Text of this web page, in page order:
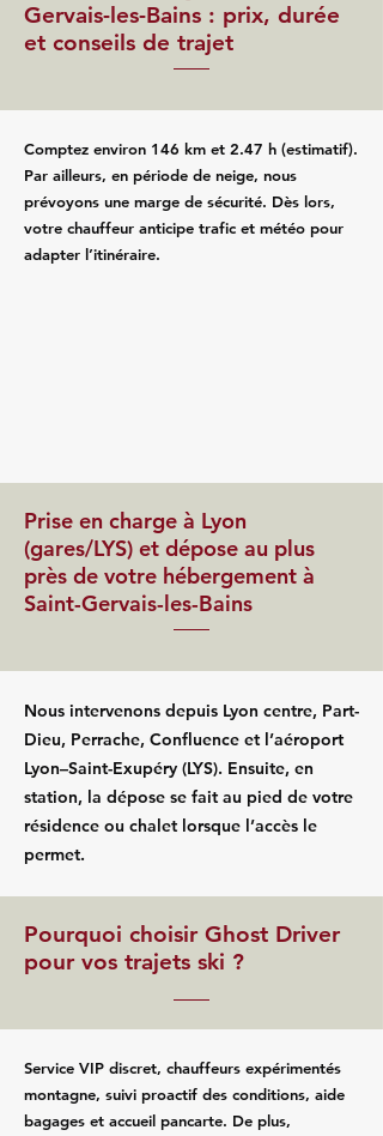
Gervais-les-Bains : prix, durée
et conseils de trajet
Comptez environ 146 km et 2.47 h (estimatif).
Par ailleurs, en période de neige, nous
prévoyons une marge de sécurité. Dès lors,
votre chauffeur anticipe trafic et météo pour
adapter l’itinéraire.
Prise en charge à Lyon
(gares/LYS) et dépose au plus
près de votre hébergement à
Saint-Gervais-les-Bains
Nous intervenons depuis Lyon centre, Part-
Dieu, Perrache, Confluence et l’aéroport
Lyon–Saint-Exupéry (LYS). Ensuite, en
station, la dépose se fait au pied de votre
résidence ou chalet lorsque l’accès le
permet.
Pourquoi choisir Ghost Driver
pour vos trajets ski ?
Service VIP discret, chauffeurs expérimentés
montagne, suivi proactif des conditions, aide
bagages et accueil pancarte. De plus,